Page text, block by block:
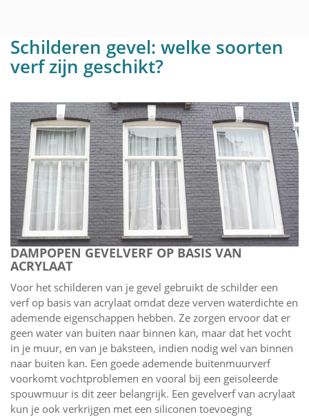
Schilderen gevel: welke soorten
verf zijn geschikt?
DAMPOPEN GEVELVERF OP BASIS VAN
ACRYLAAT
Voor het schilderen van je gevel gebruikt de schilder een
verf op basis van acrylaat omdat deze verven waterdichte en
ademende eigenschappen hebben. Ze zorgen ervoor dat er
geen water van buiten naar binnen kan, maar dat het vocht
in je muur, en van je baksteen, indien nodig wel van binnen
naar buiten kan. Een goede ademende buitenmuurverf
voorkomt vochtproblemen en vooral bij een geïsoleerde
spouwmuur is dit zeer belangrijk. Een gevelverf van acrylaat
kun je ook verkrijgen met een siliconen toevoeging